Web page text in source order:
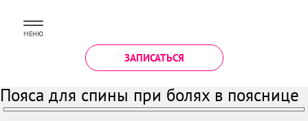
МЕНЮ
ЗАПИСАТЬСЯ
Пояса для спины при болях в пояснице